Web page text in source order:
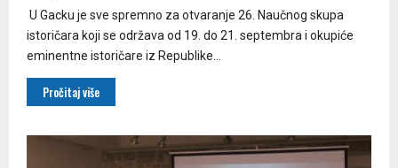
U Gacku je sve spremno za otvaranje 26. Naučnog skupa
istoričara koji se održava od 19. do 21. septembra i okupiće
eminentne istoričare iz Republike...
Pročitaj više